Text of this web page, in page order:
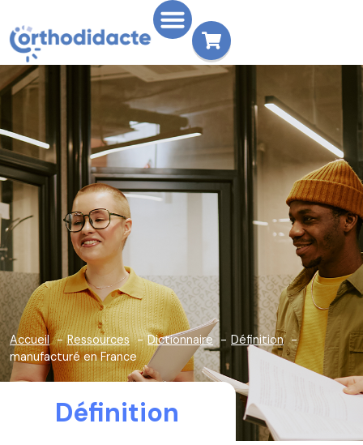
Accueil Ressources Dictionnaire
Définition
manufacturé en France
Définition